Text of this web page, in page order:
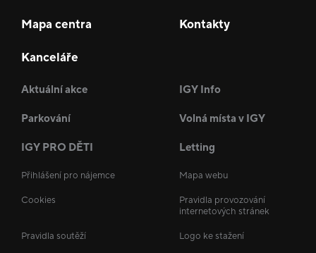
Mapa centra Kontakty
Kanceláře
Aktuální akce IGY Info
Parkování Volná místa v IGY
IGY PRO DĚTI Letting
Přihlášení pro nájemce Mapa webu
Cookies
Pravidla provozování
internetových stránek
Pravidla soutěží Logo ke stažení